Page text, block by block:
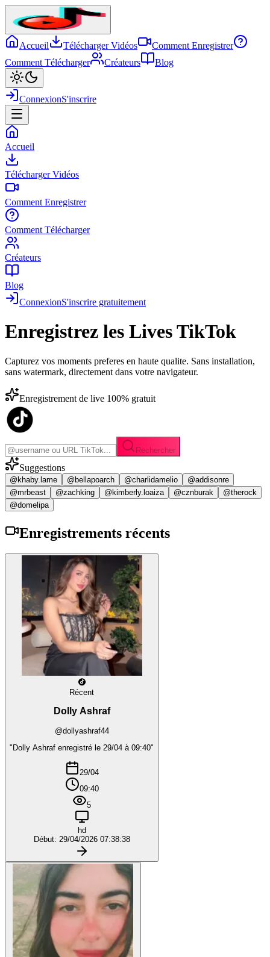
Accueil Télécharger Vidéos
Comment Enregistrer
Comment Télécharger
Créateurs Blog
ConnexionS'inscrire
Accueil
Télécharger Vidéos
Comment Enregistrer
Comment Télécharger
Créateurs
Blog
ConnexionS'inscrire gratuitement
Enregistrez les Lives TikTok
Capturez vos moments preferes en haute qualite. Sans installation,
sans watermark, directement dans votre navigateur.
Enregistrement de live 100% gratuit
Rechercher
Suggestions
@khaby.lame @bellapoarch @charlidamelio
@addisonre
@mrbeast
@zachking @kimberly.loaiza @cznburak
@therock
@domelipa
Enregistrements récents
Récent
Dolly Ashraf
@dollyashraf44
"Dolly Ashraf enregistré le 29/04 à 09:40"
29/04
09:40
5
hd
Début: 29/04/2026 07:38:38